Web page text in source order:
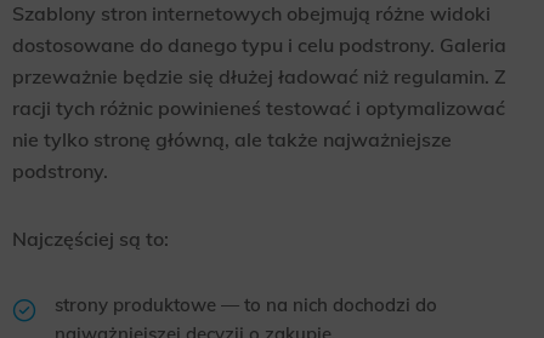
Szablony stron internetowych obejmują różne widoki
dostosowane do danego typu i celu podstrony. Galeria
przeważnie będzie się dłużej ładować niż regulamin. Z
racji tych różnic powinieneś testować i optymalizować
nie tylko stronę główną, ale także najważniejsze
podstrony.
Najczęściej są to:
strony produktowe — to na nich dochodzi do